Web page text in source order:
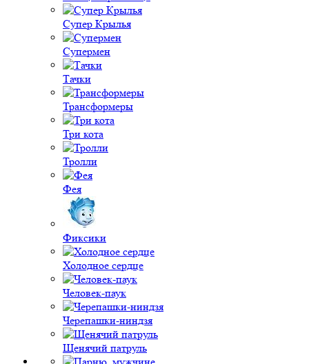
Супер Крылья
Супермен
Тачки
Трансформеры
Три кота
Тролли
Фея
Фиксики
Холодное сердце
Человек-паук
Черепашки-ниндзя
Щенячий патруль